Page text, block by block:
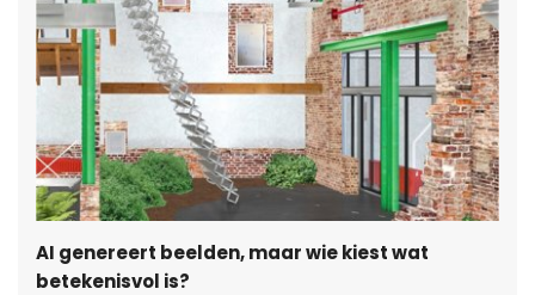
AI genereert beelden, maar wie kiest wat
betekenisvol is?